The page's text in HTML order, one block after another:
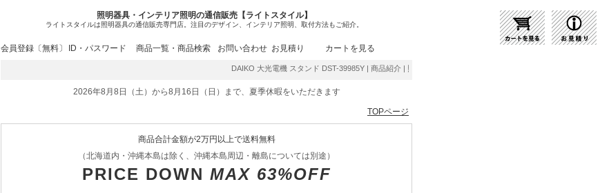
照明器具・インテリア照明の通信販売【ライトスタイル】
ライトスタイルは照明器具の通信販売専門店。注目のデザイン、インテリア照明、取付方法もご紹介。
会員登録〔無料〕 ID・パスワード 商品一覧・商品検索 お問い合わせ お見積り カートを見る
DAIKO 大光電機 スタンド DST-39985Y | 商品紹介 | 照明器具の通販・インテリア照明の通信販売【ライトスタイ
2026年8月8日（土）から8月16日（日）まで、夏季休暇をいただきます
TOPページ
商品合計金額が2万円以上で送料無料
（北海道内・沖縄本島は除く、沖縄本島周辺・離島については別途）
PRICE DOWN MAX 63%OFF